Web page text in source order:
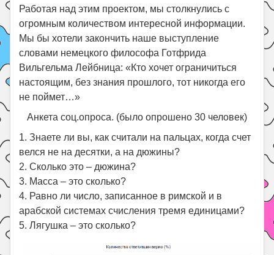
Работая над этим проектом, мы столкнулись с
огромным количеством интересной информации.
Мы бы хотели закончить наше выступление
словами немецкого философа Готфрида
Вильгельма Лейбница: «Кто хочет ограничиться
настоящим, без знания прошлого, тот никогда его
не поймет…»
Анкета соц.опроса. (было опрошено 30 человек)
1. Знаете ли вы, как считали на пальцах, когда счет
велся не на десятки, а на дюжины?
2. Сколько это – дюжина?
3. Масса – это сколько?
4. Равно ли число, записанное в римской и в
арабской системах счисления тремя единицами?
5. Лягушка – это сколько?